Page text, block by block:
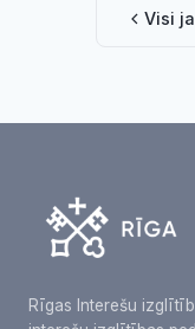
Visi
Rīgas Interešu